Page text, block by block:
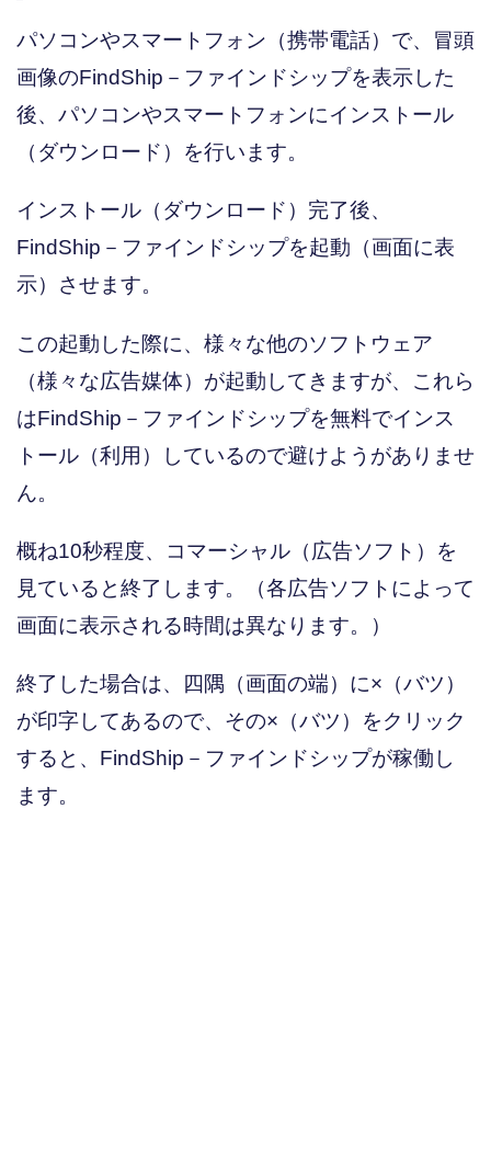
パソコンやスマートフォン（携帯電話）で、冒頭
画像のFindShip－ファインドシップを表示した
後、パソコンやスマートフォンにインストール
（ダウンロード）を行います。
インストール（ダウンロード）完了後、
FindShip－ファインドシップを起動（画面に表
示）させます。
この起動した際に、様々な他のソフトウェア
（様々な広告媒体）が起動してきますが、これら
はFindShip－ファインドシップを無料でインス
トール（利用）しているので避けようがありませ
ん。
概ね10秒程度、コマーシャル（広告ソフト）を
見ていると終了します。（各広告ソフトによって
画面に表示される時間は異なります。）
終了した場合は、四隅（画面の端）に×（バツ）
が印字してあるので、その×（バツ）をクリック
すると、FindShip－ファインドシップが稼働し
ます。